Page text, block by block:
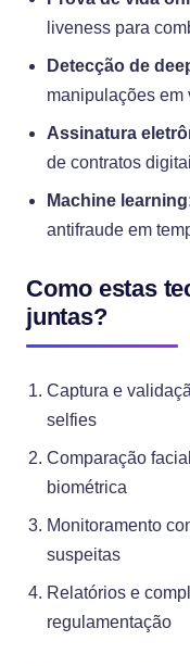
liveness para
Detecção de
manipulações em
Assinatura
de contratos
Machine
antifraude em
Como estas
juntas?
Captura e
selfies
Comparação
biométrica
Monitoramento
suspeitas
Relatórios e
regulamentação